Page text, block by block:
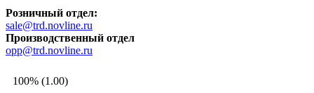
Розничный отдел:
sale@trd.novline.ru
Производственный отдел
opp@trd.novline.ru
100% (1.00)